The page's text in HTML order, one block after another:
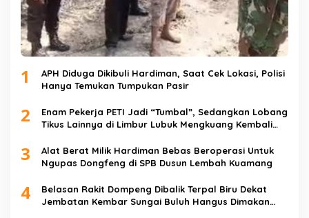
1
APH Diduga Dikibuli Hardiman, Saat Cek Lokasi, Polisi
Hanya Temukan Tumpukan Pasir
2
Enam Pekerja PETI Jadi “Tumbal”, Sedangkan Lobang
Tikus Lainnya di Limbur Lubuk Mengkuang Kembali
3
Alat Berat Milik Hardiman Bebas Beroperasi Untuk
Ngupas Dongfeng di SPB Dusun Lembah Kuamang
4
Belasan Rakit Dompeng Dibalik Terpal Biru Dekat
Jembatan Kembar Sungai Buluh Hangus Dimakan